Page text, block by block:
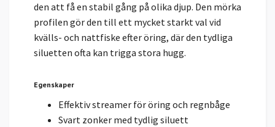
den att få en stabil gång på olika djup. Den mörka
profilen gör den till ett mycket starkt val vid
kvälls- och nattfiske efter öring, där den tydliga
siluetten ofta kan trigga stora hugg.
Egenskaper
Effektiv streamer för öring och regnbåge
Svart zonker med tydlig siluett